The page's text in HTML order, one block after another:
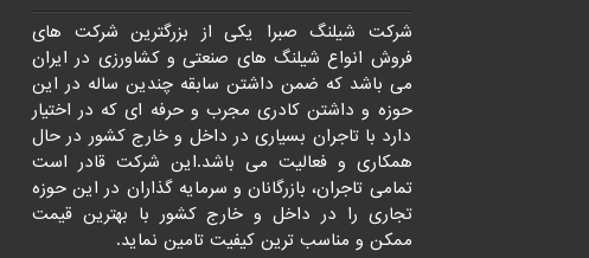
شرکت شیلنگ صبرا یکی از بزرگترین شرکت های
فروش انواع شیلنگ های صنعتی و کشاورزی در ایران
می باشد که ضمن داشتن سابقه چندین ساله در این
حوزه و داشتن کادری مجرب و حرفه ای که در اختیار
دارد با تاجران بسیاری در داخل و خارج کشور در حال
همکاری و فعالیت می باشد.این شرکت قادر است
تمامی تاجران، بازرگانان و سرمایه گذاران در این حوزه
تجاری را در داخل و خارج کشور با بهترین قیمت
ممکن و مناسب ترین کیفیت تامین نماید.